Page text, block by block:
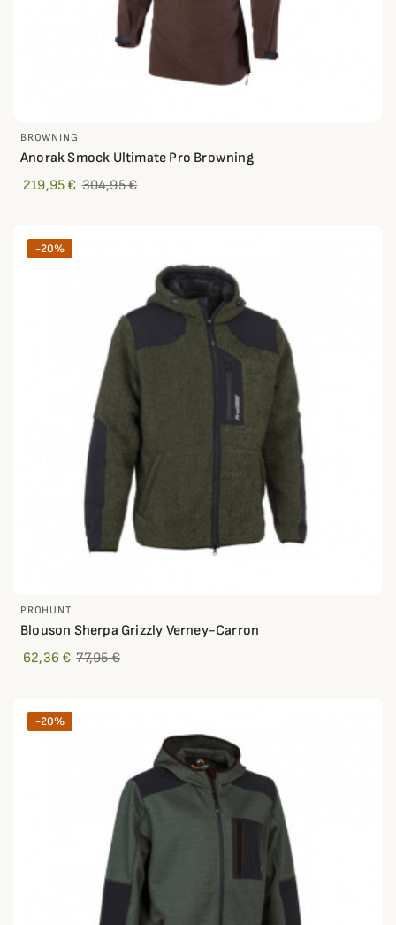
BROWNING
Anorak Smock Ultimate Pro Browning
219,95 € 304,95 €
-20%
PROHUNT
Blouson Sherpa Grizzly Verney-Carron
62,36 € 77,95 €
-20%